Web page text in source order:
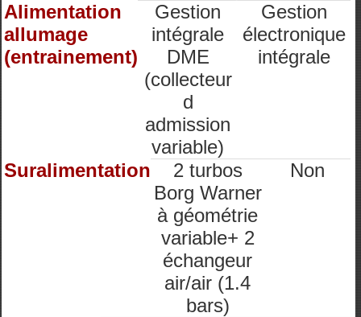
Alimentation
allumage
(entrainement)
Gestion
intégrale
DME
(collecteur
d
admission
variable)
Gestion
électronique
intégrale
Suralimentation
2 turbos
Borg Warner
à géométrie
variable+ 2
échangeur
air/air (1.4
bars)
Non